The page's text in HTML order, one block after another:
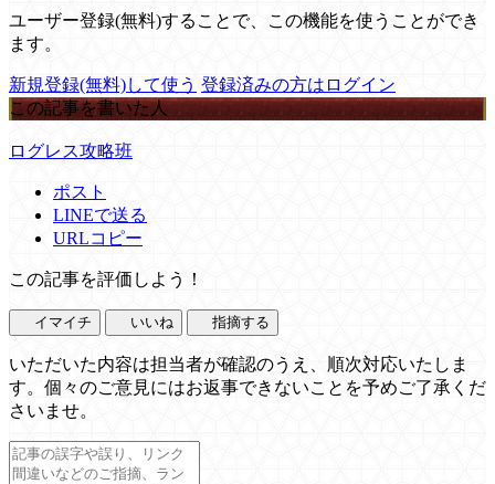
ユーザー登録(無料)することで、この機能を使うことができ
ます。
新規登録(無料)して使う 登録済みの方はログイン
この記事を書いた人
ログレス攻略班
ポスト
LINEで送る
URLコピー
この記事を評価しよう！
イマイチ いいね 指摘する
いただいた内容は担当者が確認のうえ、順次対応いたしま
す。個々のご意見にはお返事できないことを予めご了承くだ
さいませ。